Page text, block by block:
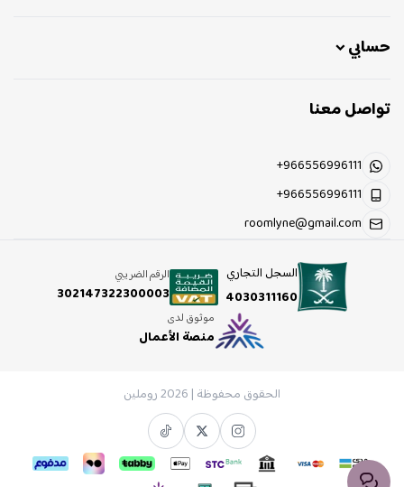
حسابي
تواصل معنا
+966556996111
+966556996111
roomlyne@gmail.com
السجل التجاري
4030311160
الرقم الضريبي
302147322300003
موثوق لدى
منصة الأعمال
الحقوق محفوظة | 2026 روملين